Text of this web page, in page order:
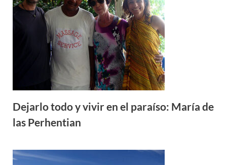
Dejarlo todo y vivir en el paraíso: María de
las Perhentian